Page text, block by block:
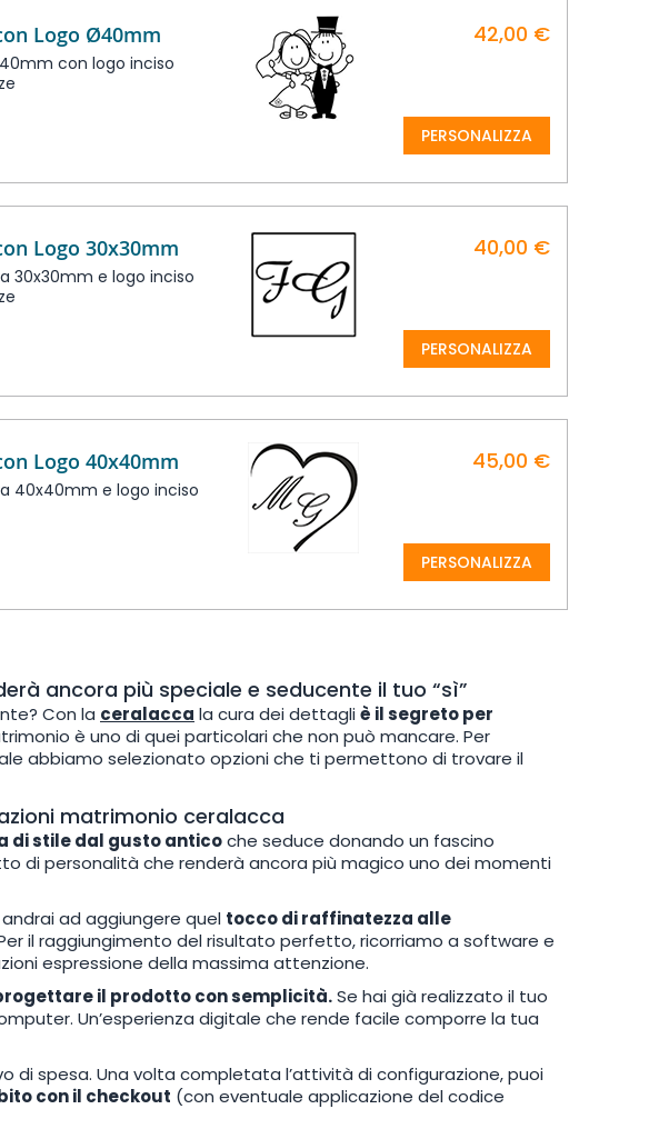
Logo Ø40mm
con logo inciso
42,00 €
PERSONALIZZA
Logo 30x30mm
30x30mm e logo inciso
40,00 €
PERSONALIZZA
Logo 40x40mm
40x40mm e logo inciso
45,00 €
PERSONALIZZA
ancora più speciale e seducente il tuo “sì”
Con la ceralacca la cura dei dettagliè il segreto per
è uno di quei particolari che non può mancare. Per
abbiamo selezionato opzioni che ti permettono di trovare il
matrimonio ceralacca
di stile dal gusto anticoche seduce donando un fascino
di personalità che renderà ancora più magico uno dei momenti
ad aggiungere quel tocco di raffinatezza alle
il raggiungimento del risultato perfetto, ricorriamo a software e
espressione della massima attenzione.
il prodotto con semplicità.Se hai già realizzato il tuo
Un’esperienza digitale che rende facile comporre la tua
di spesa. Una volta completata l’attività di configurazione, puoi
con il checkout (con eventuale applicazione del codice